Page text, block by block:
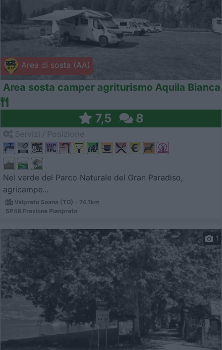
Area di sosta (AA)
Area sosta camper agriturismo Aquila Bianca
7,5 8
Nel verde del Parco Naturale del Gran Paradiso,
agricampe...
Valprato Soana (TO) - 74.1km
SP48 Frazione Pianprato
1